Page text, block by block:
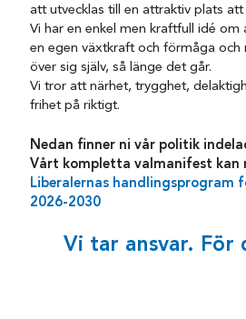
att utvecklas till en attraktiv plats att
Vi har en enkel men kraftfull idé om
en egen växtkraft och förmåga
över sig själv, så länge det går.
Vi tror att närhet, trygghet,
frihet på riktigt.
Nedan finner ni vår politik
Vårt kompletta valmanifest kan
Liberalernas handlingsprogram
2026-2030
Vi tar ansvar.